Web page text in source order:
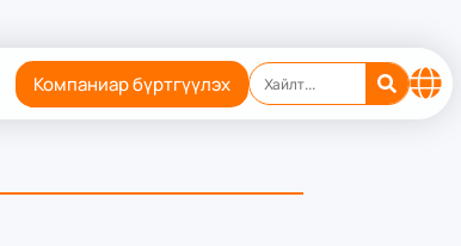
Компаниар бүртгүүлэх